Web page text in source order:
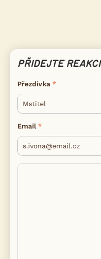
PŘIDEJTE REAKCI
Přezdívka
Email